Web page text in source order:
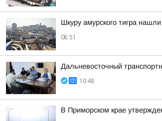
Шкуру амурского тигра
08:51
Дальневосточный
10:48
В Приморском крае